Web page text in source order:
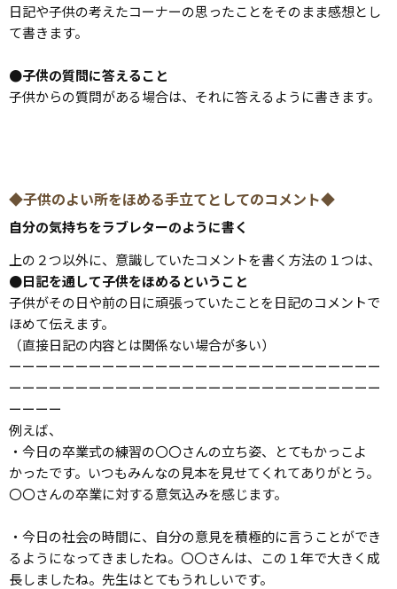
日記や子供の考えたコーナーの思ったことをそのまま感想とし
て書きます。
●子供の質問に答えること
子供からの質問がある場合は、それに答えるように書きます。
◆子供のよい所をほめる手立てとしてのコメント◆
自分の気持ちをラブレターのように書く
上の２つ以外に、意識していたコメントを書く方法の１つは、
●日記を通して子供をほめるということ
子供がその日や前の日に頑張っていたことを日記のコメントで
ほめて伝えます。
（直接日記の内容とは関係ない場合が多い）
ーーーーーーーーーーーーーーーーーーーーーーーーーーーー
ーーーーーーーーーーーーーーーーーーーーーーーーーーーー
ーーーー
例えば、
・今日の卒業式の練習の〇〇さんの立ち姿、とてもかっこよ
かったです。いつもみんなの見本を見せてくれてありがとう。
〇〇さんの卒業に対する意気込みを感じます。
・今日の社会の時間に、自分の意見を積極的に言うことができ
るようになってきましたね。〇〇さんは、この１年で大きく成
長しましたね。先生はとてもうれしいです。